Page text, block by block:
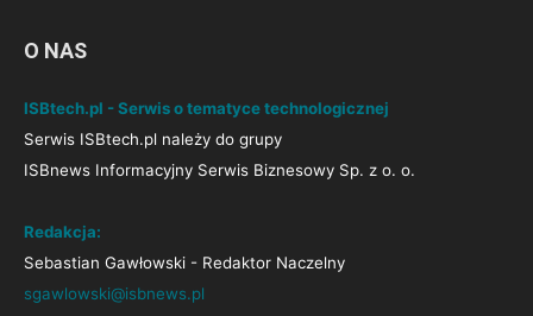
O NAS
ISBtech.pl - Serwis o tematyce technologicznej
Serwis ISBtech.pl należy do grupy
ISBnews Informacyjny Serwis Biznesowy Sp. z o. o.
Redakcja:
Sebastian Gawłowski - Redaktor Naczelny
sgawlowski@isbnews.pl